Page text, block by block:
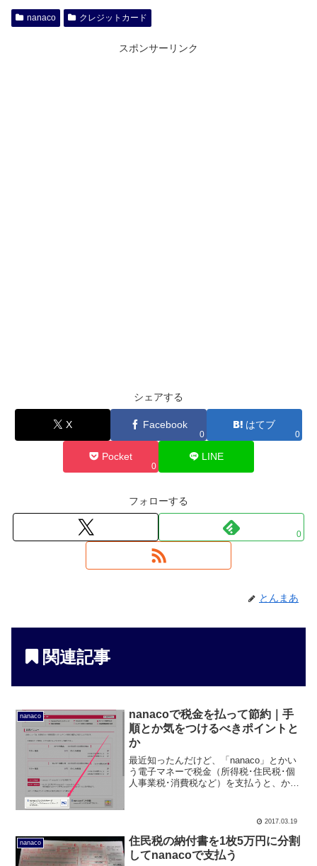
nanaco クレジットカード
スポンサーリンク
シェアする
X Facebook
0
はてブ
0
Pocket
0
LINE
フォローする
0
とんまあ
関連記事
nanaco
nanacoで税金を払って節約｜手
順とか気をつけるべきポイントと
か
最近知ったんだけど、「nanaco」とかい
う電子マネーで税金（所得税･住民税･個
人事業税･消費税など）を支払うと、かな
ドで支払うことができない･･ ↓ しかし、
2017.03.19
nanaco
住民税の納付書を1枚5万円に分割
してnanacoで支払う